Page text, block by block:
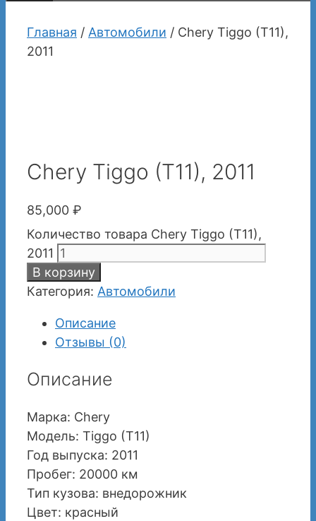
Главная / Автомобили / Chery Tiggo (T11),
2011
Chery Tiggo (T11), 2011
85,000 ₽
Количество товара Chery Tiggo (T11),
2011
В корзину
Категория: Автомобили
Описание
Отзывы (0)
Описание
Марка: Chery
Модель: Tiggo (T11)
Год выпуска: 2011
Пробег: 20000 км
Тип кузова: внедорожник
Цвет: красный